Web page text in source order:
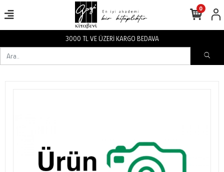
3000 TL VE ÜZERİ KARGO BEDAVA
0